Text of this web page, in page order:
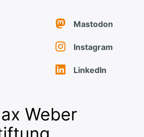
Mastodon
Instagram
LinkedIn